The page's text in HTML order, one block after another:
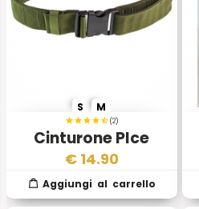
(2)
Cinturone Plce
Inglese Verde
S M
€ 14.90